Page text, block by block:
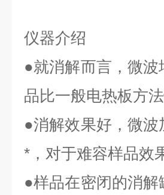
仪器介绍
●就消解而言，微
品比一般电热板方
●消解效果好，微
*，对于难容样品效
●样品在密闭的消